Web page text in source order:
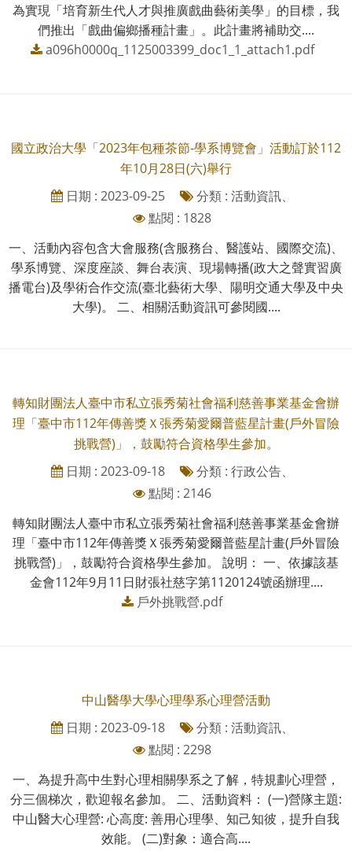
為實現「培育新生代人才與推廣戲曲藝術美學」的目標，我
們推出「戲曲偏鄉播種計畫」。此計畫將補助交....
a096h0000q_1125003399_doc1_1_attach1.pdf
國立政治大學「2023年包種茶節-學系博覽會」活動訂於112
年10月28日(六)舉行
日期 : 2023-09-25
分類 : 活動資訊、
點閱 : 1828
一、活動內容包含大會服務(含服務台、醫護站、國際交流)、
學系博覽、深度座談、舞台表演、現場轉播(政大之聲實習廣
播電台)及學術合作交流(臺北藝術大學、陽明交通大學及中央
大學)。 二、相關活動資訊可參閱國....
轉知財團法人臺中市私立張秀菊社會福利慈善事業基金會辦
理「臺中市112年傳善獎Ｘ張秀菊愛爾普藍星計畫(戶外冒險
挑戰營)」，鼓勵符合資格學生參加。
日期 : 2023-09-18
分類 : 行政公告、
點閱 : 2146
轉知財團法人臺中市私立張秀菊社會福利慈善事業基金會辦
理「臺中市112年傳善獎Ｘ張秀菊愛爾普藍星計畫(戶外冒險
挑戰營)」，鼓勵符合資格學生參加。 說明： 一、依據該基
金會112年9月11日財張社慈字第1120124號函辦理....
戶外挑戰營.pdf
中山醫學大學心理學系心理營活動
日期 : 2023-09-18
分類 : 活動資訊、
點閱 : 2298
一、為提升高中生對心理相關學系之了解，特規劃心理營，
分三個梯次，歡迎報名參加。 二、活動資料： (一)營隊主題:
中山醫大心理營: 心高度: 善用心理學、知己知彼，提升自我
效能。 (二)對象：適合高....